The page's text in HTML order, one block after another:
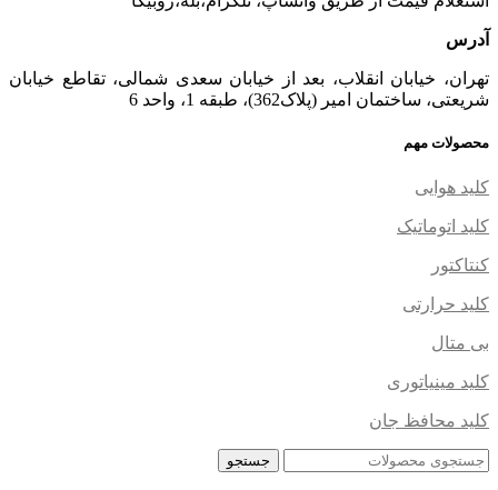
آدرس
تهران، خیابان انقلاب، بعد از خیابان سعدی شمالی، تقاطع خیابان
شریعتی، ساختمان امیر (پلاک362)، طبقه 1، واحد 6
محصولات مهم
کلید هوایی
کلید اتوماتیک
کنتاکتور
کلید حرارتی
بی متال
کلید مینیاتوری
کلید محافظ جان
جستجو